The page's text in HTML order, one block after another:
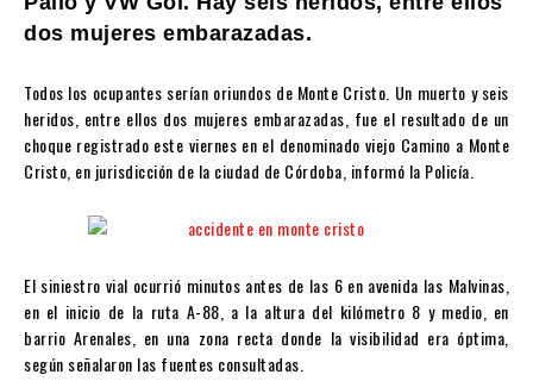
dos mujeres embarazadas.
Todos los ocupantes serían oriundos de Monte Cristo. Un muerto y seis
heridos, entre ellos dos mujeres embarazadas, fue el resultado de un
choque registrado este viernes en el denominado viejo Camino a Monte
Cristo, en jurisdicción de la ciudad de Córdoba, informó la Policía.
El siniestro vial ocurrió minutos antes de las 6 en avenida las Malvinas,
en el inicio de la ruta A-88, a la altura del kilómetro 8 y medio, en
barrio Arenales, en una zona recta donde la visibilidad era óptima,
según señalaron las fuentes consultadas.